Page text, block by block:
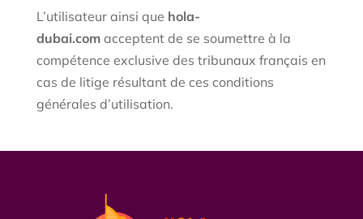
L’utilisateur ainsi que hola-
dubai.comacceptent de se soumettre à la
compétence exclusive des tribunaux français en
cas de litige résultant de ces conditions
générales d’utilisation.